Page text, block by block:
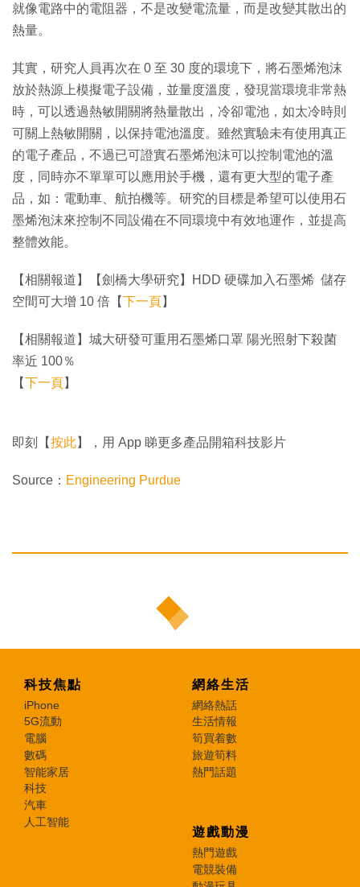
就像電路中的電阻器，不是改變電流量，而是改變其散出的
熱量。
其實，研究人員再次在 0 至 30 度的環境下，將石墨烯泡沫
放於熱源上模擬電子設備，並量度溫度，發現當環境非常熱
時，可以透過熱敏開關將熱量散出，冷卻電池，如太冷時則
可關上熱敏開關，以保持電池溫度。雖然實驗未有使用真正
的電子產品，不過已可證實石墨烯泡沫可以控制電池的溫
度，同時亦不單單可以應用於手機，還有更大型的電子產
品，如：電動車、航拍機等。研究的目標是希望可以使用石
墨烯泡沫來控制不同設備在不同環境中有效地運作，並提高
整體效能。
【相關報道】【劍橋大學研究】HDD 硬碟加入石墨烯 儲存
空間可大增 10 倍【下一頁】
【相關報道】城大研發可重用石墨烯口罩 陽光照射下殺菌
率近 100％
【下一頁】
即刻【按此】，用 App 睇更多產品開箱科技影片
Source： Engineering Purdue
科技焦點
iPhone
5G流動
電腦
數碼
智能家居
科技
汽車
人工智能
網絡生活
網絡熱話
生活情報
筍買着數
旅遊筍料
熱門話題
遊戲動漫
熱門遊戲
電競裝備